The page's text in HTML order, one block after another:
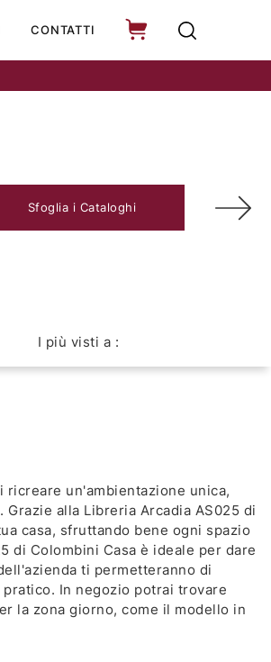
CONTATTI
Sfoglia i Cataloghi
I più visti a :
ricreare un'ambientazione unica,
alla Libreria Arcadia AS025 di
casa, sfruttando bene ogni spazio
di Colombini Casa è ideale per dare
ti permetteranno di
In negozio potrai trovare
la zona giorno, come il modello in